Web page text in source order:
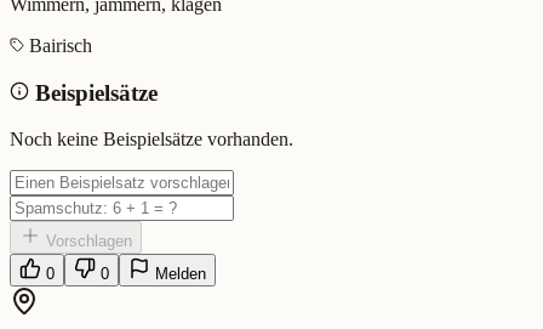
Wuiseln (Bairisch)
Bedeutung: Wimmern, jammern, klagen
Eingereicht von: Mundwerk Team
Bairisch
Beispielsätze
Noch keine Beispielsätze vorhanden.
Vorschlagen
0
0 Melden